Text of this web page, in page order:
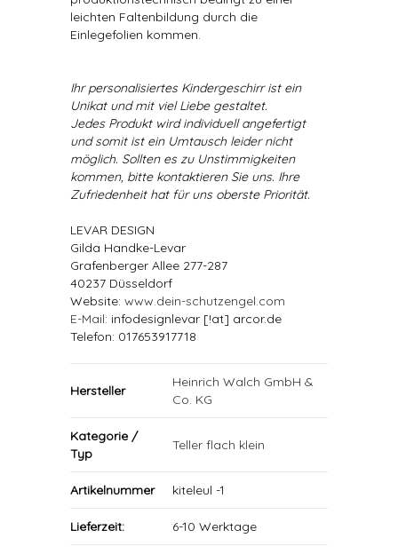
leichten Faltenbildung durch die
Einlegefolien kommen.
Ihr personalisiertes Kindergeschirr ist ein
Unikat und mit viel Liebe gestaltet.
Jedes Produkt wird individuell angefertigt
und somit ist ein Umtausch leider nicht
möglich. Sollten es zu Unstimmigkeiten
kommen, bitte kontaktieren Sie uns. Ihre
Zufriedenheit hat für uns oberste Priorität.
LEVAR DESIGN
Gilda Handke-Levar
Grafenberger Allee 277-287
40237 Düsseldorf
Website: www.dein-schutzengel.com
E-Mail: infodesignlevar [!at] arcor.de
Telefon: 017653917718
Hersteller
Heinrich Walch GmbH &
Co. KG
Kategorie /
Typ
Teller flach klein
Artikelnummer kiteleul -1
Lieferzeit: 6-10 Werktage